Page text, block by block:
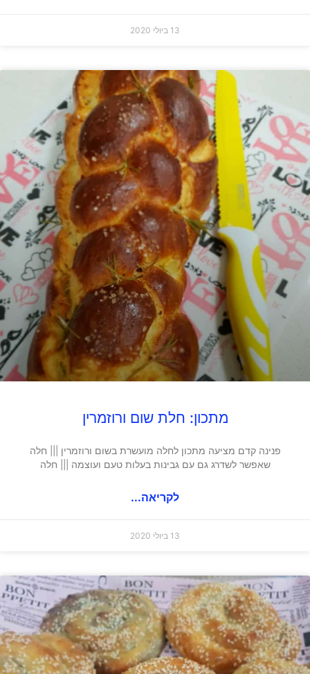
13 ביולי 2020
מתכון: חלת שום ורוזמרין
פנינה קדם מציעה מתכון לחלה מועשרת בשום ורוזמרין ||| חלה
שאפשר לשדרג גם עם גבינות בעלות טעם ועוצמה ||| חלה
לקריאה...
13 ביולי 2020